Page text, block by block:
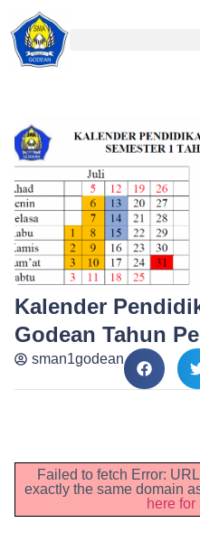
Kalender
Godean Tahun
sman1godean
Failed to fetch Error:
exactly the same domain
here